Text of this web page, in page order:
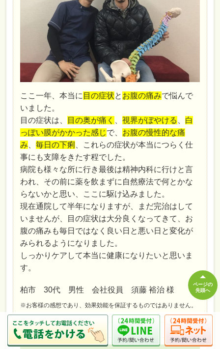
ここ一年、本当に 目の症状と お腹の痛みで悩んで
いました。
目の症状は、
目の奥が痛く 、視界がぼやける
白
っぽい膜がかかった感じで、 お腹の慢性的な痛
み 、毎日の下痢 、これらの症状が本当につらく仕
事にも支障をきたす程でした。
病院も様々な所に行き最後は精神内科に行けと言
われ、その前に薬を飲まずに自然療法で何とかな
らないかと思い、ここに駆け込みました。
現在通院して半年になりますが、まだ完治はして
いませんが、目の症状は大分良くなってきて、お
腹の痛みも毎日ではなく良い日と悪い日と変化が
みられるようになりました。
しっかりケアして本当に健康になりたいと思いま
す。
柏市 30代 男性 会社役員 須藤 裕治 様
※お客様の感想であり、効果効能を保証するものではありません。
ページの
先頭へ